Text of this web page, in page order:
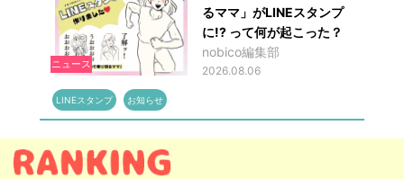
ニュース
るママ」がLINEスタンプ
に!? って何が起こった？
nobico編集部
2026.08.06
LINEスタンプ お知らせ